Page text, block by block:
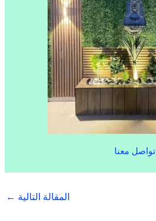
تواصل معنا
المقالة التالية ←